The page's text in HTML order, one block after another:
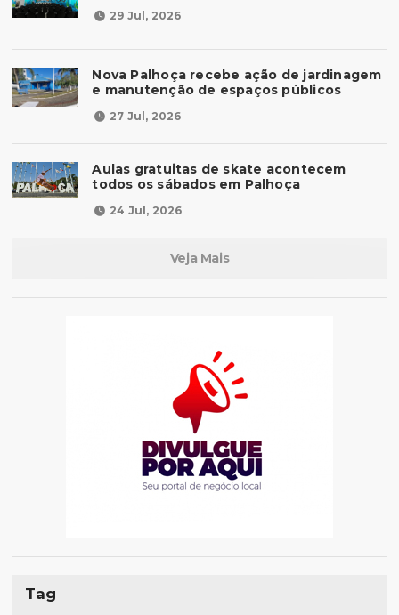
29 Jul, 2026
Nova Palhoça recebe ação de jardinagem
e manutenção de espaços públicos
27 Jul, 2026
Aulas gratuitas de skate acontecem
todos os sábados em Palhoça
24 Jul, 2026
Veja Mais
Tag